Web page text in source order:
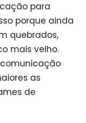
para
porque ainda
quebrados,
mais velho.
as
de